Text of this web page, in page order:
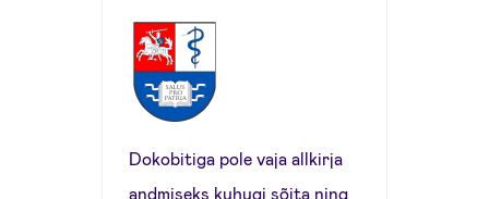
Dokobitiga pole vaja allkirja
andmiseks kuhugi sõita ning